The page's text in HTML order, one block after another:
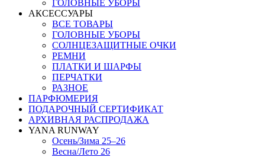
ГОЛОВНЫЕ УБОРЫ
АКСЕССУАРЫ
ВСЕ ТОВАРЫ
ГОЛОВНЫЕ УБОРЫ
СОЛНЦЕЗАЩИТНЫЕ ОЧКИ
РЕМНИ
ПЛАТКИ И ШАРФЫ
ПЕРЧАТКИ
РАЗНОЕ
ПАРФЮМЕРИЯ
ПОДАРОЧНЫЙ СЕРТИФИКАТ
АРХИВНАЯ РАСПРОДАЖА
YANA RUNWAY
Осень/Зима 25–26
Весна/Лето 26